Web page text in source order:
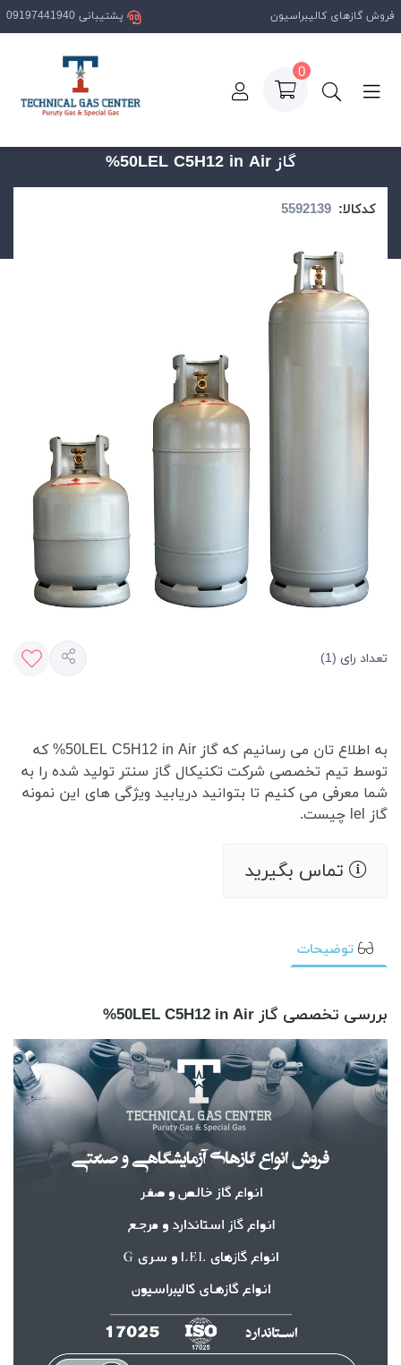
گاز 50LEL C5H12 in Air%
کدکالا:
تعداد رای (1)
به اطلاع تان می رسانیم که گاز 50LEL C5H12 in Air% که
توسط تیم تخصصی شرکت تکنیکال گاز سنتر تولید شده را به
شما معرفی می کنیم تا بتوانید دریابید ویژگی های این نمونه
گاز lel چیست.
تماس بگیرید
توضیحات
بررسی تخصصی گاز 50LEL C5H12 in Air%
فروش گازهای کالیبراسیون پشتیبانی 09197441940
0